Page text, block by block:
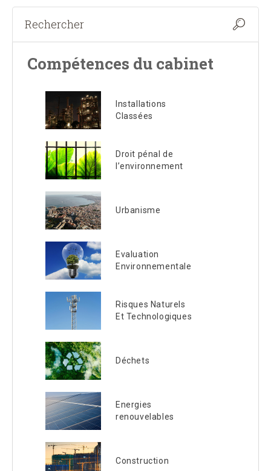
Compétences du cabinet
Installations
Classées
Droit pénal de
l’environnement
Urbanisme
Evaluation
Environnementale
Risques Naturels
Et Technologiques
Déchets
Energies
renouvelables
Construction